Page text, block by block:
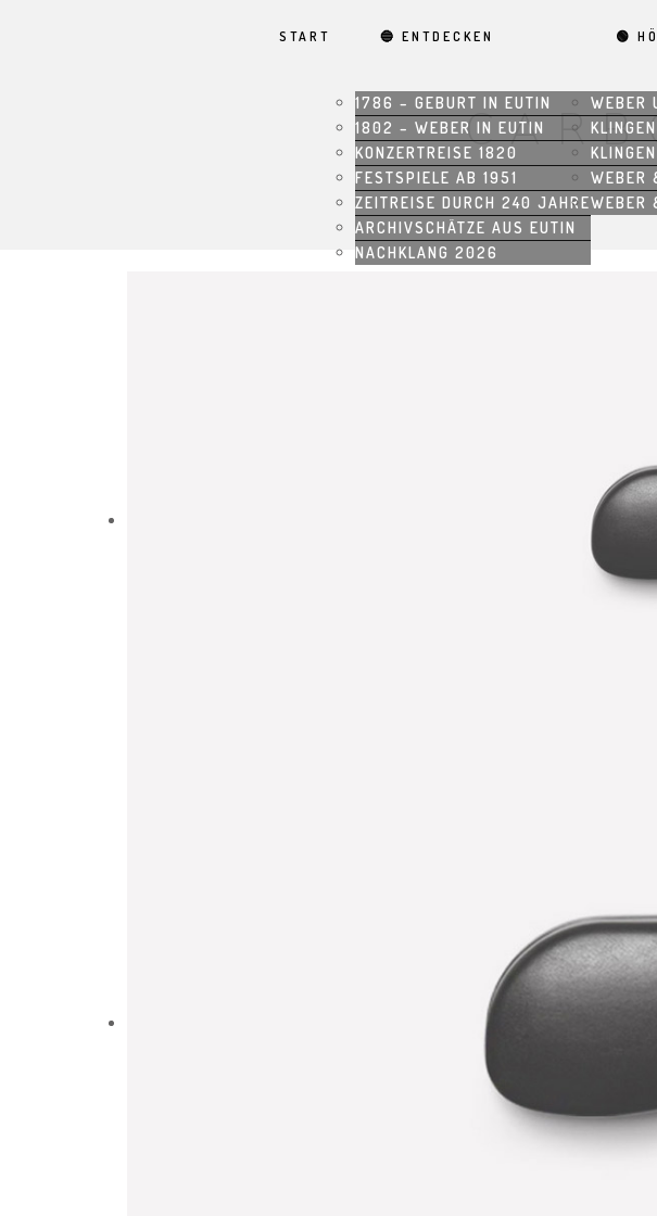
START 🔵 ENTDECKEN
1786 – GEBURT IN EUTIN
1802 – WEBER IN EUTIN
KONZERTREISE 1820
FESTSPIELE AB 1951
ZEITREISE DURCH 240 JAHRE
ARCHIVSCHÄTZE AUS EUTIN
NACHKLANG 2026
🟢
WEBER
WEBER
WEBER